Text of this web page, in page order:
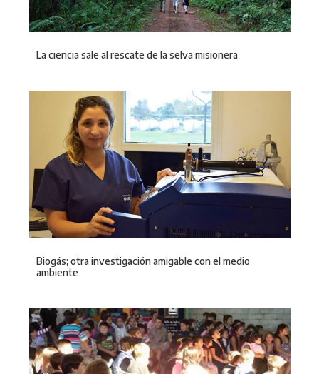
La ciencia sale al rescate de la selva misionera
Biogás; otra investigación amigable con el medio
ambiente